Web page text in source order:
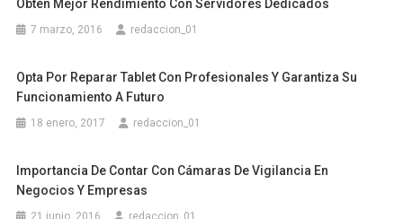
Obtén Mejor Rendimiento Con Servidores Dedicados
7 marzo, 2016 redaccion_01
Opta Por Reparar Tablet Con Profesionales Y Garantiza Su
Funcionamiento A Futuro
18 enero, 2017 redaccion_01
Importancia De Contar Con Cámaras De Vigilancia En
Negocios Y Empresas
21 junio, 2016 redaccion_01